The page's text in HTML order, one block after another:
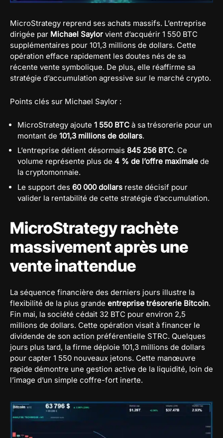
MicroStrategy reprend ses achats massifs. L’entreprise
dirigée par Michael Saylor vient d’acquérir 1 550 BTC
supplémentaires pour 101,3 millions de dollars. Cette
opération efface rapidement les doutes nés de sa
récente vente symbolique. De plus, elle réaffirme sa
stratégie d’accumulation agressive sur le marché crypto.
Points clés sur Michael Saylor :
MicroStrategy ajoute 1 550 BTC à sa trésorerie pour un
montant de 101,3 millions de dollars.
L’entreprise détient désormais 845 256 BTC. Ce
volume représente plus de 4 % de l’offre maximale de
la cryptomonnaie.
Le support des 60 000 dollars reste décisif pour
valider la rentabilité de cette stratégie d’accumulation.
MicroStrategy rachète
massivement après une
vente inattendue
La séquence financière des derniers jours illustre la
flexibilité de la plus grande entreprise trésorerie Bitcoin.
Fin mai, la société cédait 32 BTC pour environ 2,5
millions de dollars. Cette opération visait à financer le
dividende de son action préférentielle STRC. Quelques
jours plus tard, la firme déploie 101,3 millions de dollars
pour capter 1 550 nouveaux jetons. Cette manœuvre
rapide démontre une gestion active de la liquidité, loin de
l’image d’un simple coffre-fort inerte.